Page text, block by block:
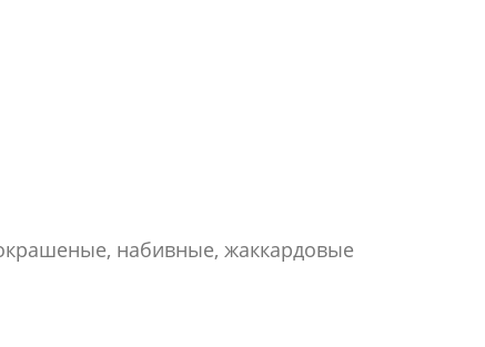
набивные, жаккардовые